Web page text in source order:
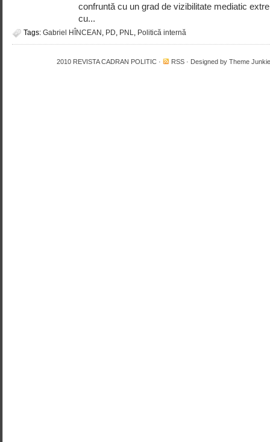
confruntă cu un grad de vizibilitate mediatic
cu...
Tags: Gabriel HÎNCEAN , PD, PNL, Politică internă
2010 REVISTA CADRAN POLITIC · RSS · Designed by Theme Junkie